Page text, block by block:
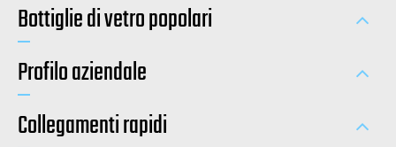
Bottiglie di vetro popolari
Profilo aziendale
Collegamenti rapidi